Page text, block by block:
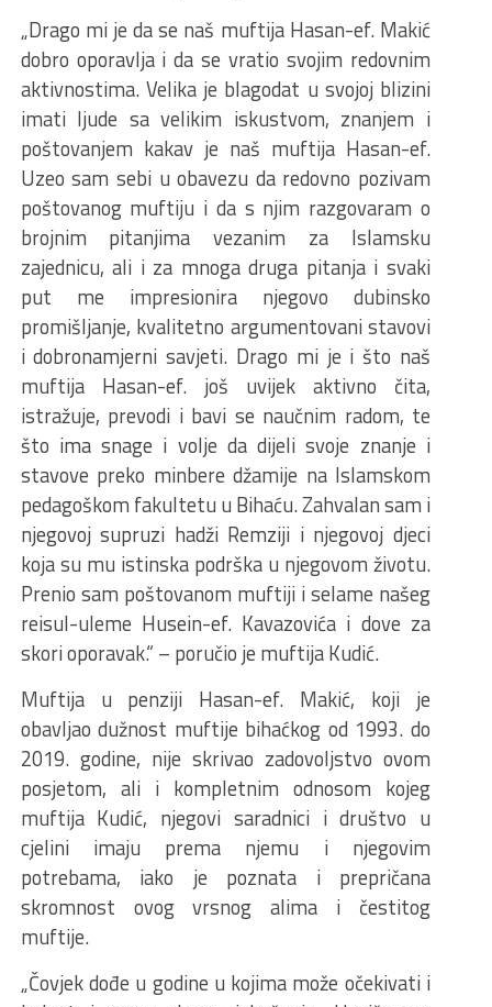
„Drago mi je da se naš muftija Hasan-ef. Makić
dobro oporavlja i da se vratio svojim redovnim
aktivnostima. Velika je blagodat u svojoj blizini
imati ljude sa velikim iskustvom, znanjem i
poštovanjem kakav je naš muftija Hasan-ef.
Uzeo sam sebi u obavezu da redovno pozivam
poštovanog muftiju i da s njim razgovaram o
brojnim pitanjima vezanim za Islamsku
zajednicu, ali i za mnoga druga pitanja i svaki
put me impresionira njegovo dubinsko
promišljanje, kvalitetno argumentovani stavovi
i dobronamjerni savjeti. Drago mi je i što naš
muftija Hasan-ef. još uvijek aktivno čita,
istražuje, prevodi i bavi se naučnim radom, te
što ima snage i volje da dijeli svoje znanje i
stavove preko minbere džamije na Islamskom
pedagoškom fakultetu u Bihaću. Zahvalan sam i
njegovoj supruzi hadži Remziji i njegovoj djeci
koja su mu istinska podrška u njegovom životu.
Prenio sam poštovanom muftiji i selame našeg
reisul-uleme Husein-ef. Kavazovića i dove za
skori oporavak.“ – poručio je muftija Kudić.
Muftija u penziji Hasan-ef. Makić, koji je
obavljao dužnost muftije bihaćkog od 1993. do
2019. godine, nije skrivao zadovoljstvo ovom
posjetom, ali i kompletnim odnosom kojeg
muftija Kudić, njegovi saradnici i društvo u
cjelini imaju prema njemu i njegovim
potrebama, iako je poznata i prepričana
skromnost ovog vrsnog alima i čestitog
muftije.
„Čovjek dođe u godine u kojima može očekivati i